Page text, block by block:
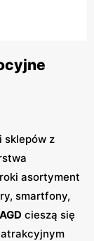
sklepów z
asortyment
smartfony,
cieszą się